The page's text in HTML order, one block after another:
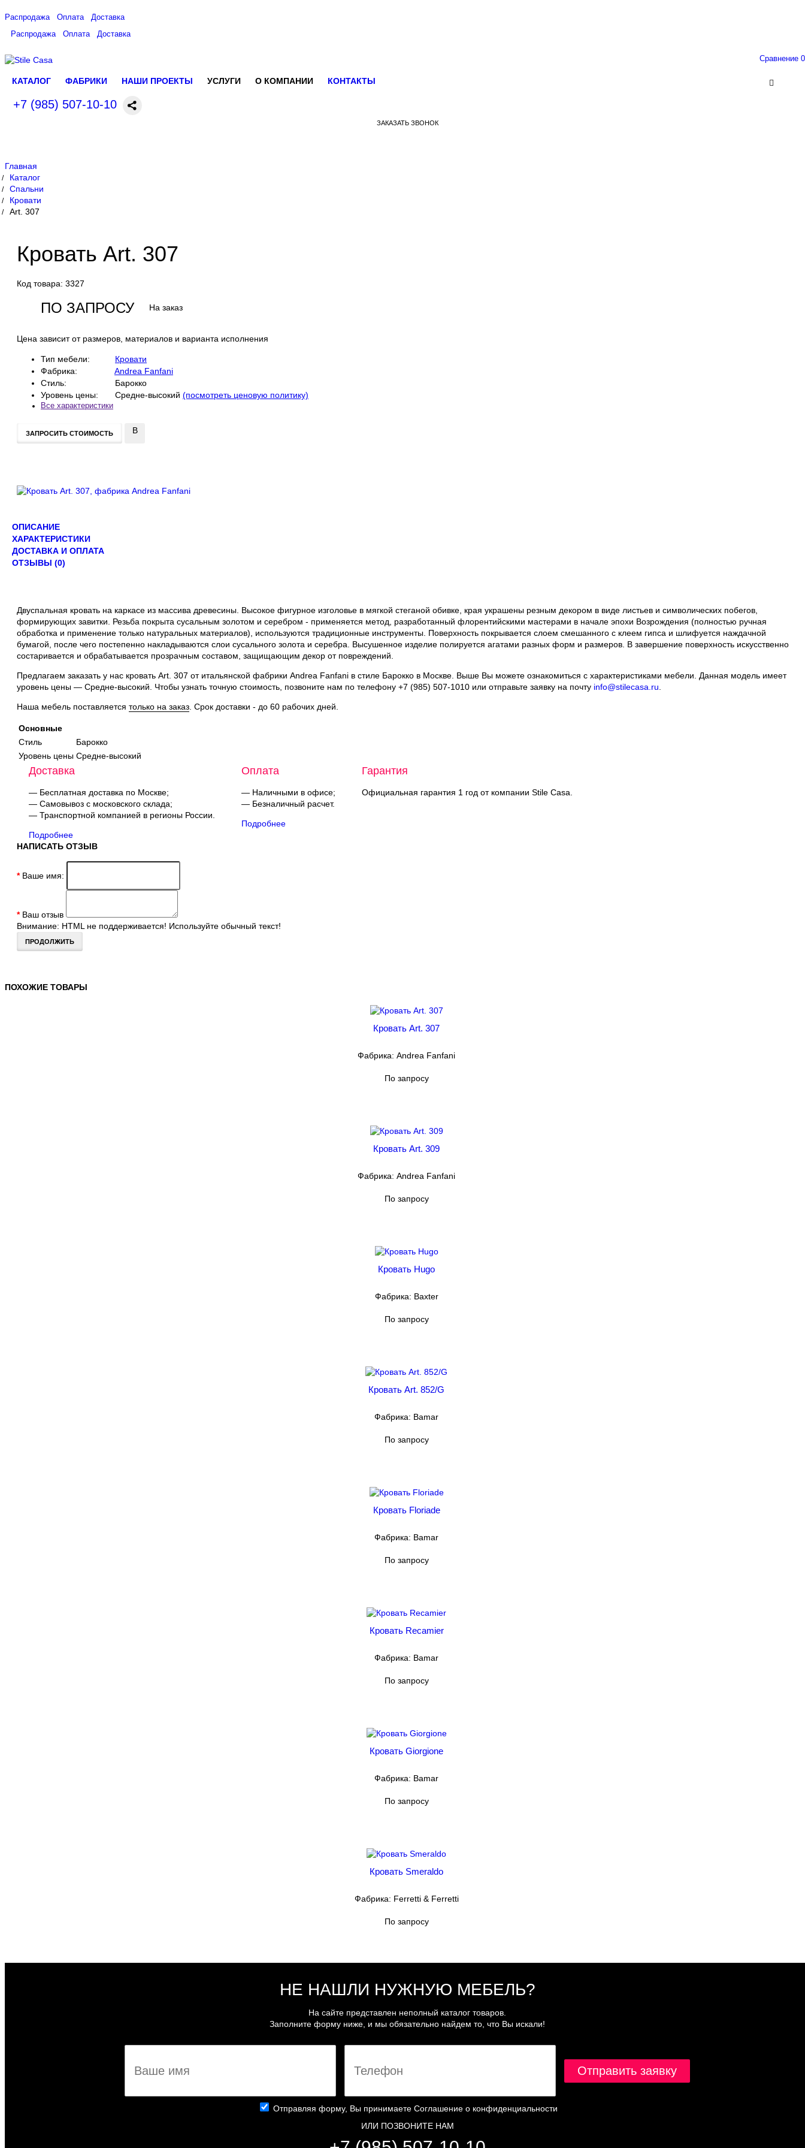
Распродажа Оплата
Доставка
Распродажа
Оплата Доставка
Сравнение 0
КАТАЛОГ ФАБРИКИ НАШИ ПРОЕКТЫ УСЛУГИ О КОМПАНИИ КОНТАКТЫ
+7 (985) 507-10-10
ЗАКАЗАТЬ ЗВОНОК
Главная
Каталог
Спальни
Кровати
Art. 307
Кровать Art. 307
Код товара: 3327
ПО ЗАПРОСУ На заказ
Цена зависит от размеров, материалов и варианта исполнения
Тип мебели:
Кровати
Фабрика:
Andrea Fanfani
Стиль:
Барокко
Уровень цены:
Средне-высокий (посмотреть ценовую политику)
Все характеристики
ЗАПРОСИТЬ СТОИМОСТЬ
В
ОПИСАНИЕ
ХАРАКТЕРИСТИКИ
ДОСТАВКА И ОПЛАТА
ОТЗЫВЫ (0)
Двуспальная кровать на каркасе из массива древесины. Высокое фигурное изголовье в мягкой стеганой обивке, края украшены резным декором в виде листьев и символических побегов,
формирующих завитки. Резьба покрыта сусальным золотом и серебром - применяется метод, разработанный флорентийскими мастерами в начале эпохи Возрождения (полностью ручная
обработка и применение только натуральных материалов), используются традиционные инструменты. Поверхность покрывается слоем смешанного с клеем гипса и шлифуется наждачной
бумагой, после чего постепенно накладываются слои сусального золота и серебра. Высушенное изделие полируется агатами разных форм и размеров. В завершение поверхность искусственно
состаривается и обрабатывается прозрачным составом, защищающим декор от повреждений.
Предлагаем заказать у нас кровать Art. 307 от итальянской фабрики Andrea Fanfani в стиле Барокко в Москве. Выше Вы можете ознакомиться с характеристиками мебели. Данная модель имеет
уровень цены — Средне-высокий. Чтобы узнать точную стоимость, позвоните нам по телефону +7 (985) 507-1010 или отправьте заявку на почту info@stilecasa.ru
Наша мебель поставляется только на заказ . Срок доставки - до 60 рабочих дней.
Основные
Стиль
Барокко
Уровень цены Средне-высокий
Доставка
— Бесплатная доставка по Москве;
— Самовывоз с московского склада;
— Транспортной компанией в регионы России.
Подробнее
Оплата
— Наличными в офисе;
— Безналичный расчет.
Подробнее
Гарантия
Официальная гарантия 1 год от компании Stile Casa.
НАПИСАТЬ ОТЗЫВ
Ваше имя:
Ваш отзыв
Внимание: HTML не поддерживается! Используйте обычный текст!
ПРОДОЛЖИТЬ
ПОХОЖИЕ ТОВАРЫ
Кровать Art. 307
Фабрика: Andrea Fanfani
По запросу
Кровать Art. 309
Фабрика: Andrea Fanfani
По запросу
Кровать Hugo
Фабрика: Baxter
По запросу
Кровать Art. 852/G
Фабрика: Bamar
По запросу
Кровать Floriade
Фабрика: Bamar
По запросу
Кровать Recamier
Фабрика: Bamar
По запросу
Кровать Giorgione
Фабрика: Bamar
По запросу
Кровать Smeraldo
Фабрика: Ferretti & Ferretti
По запросу
НЕ НАШЛИ НУЖНУЮ МЕБЕЛЬ?
На сайте представлен неполный каталог товаров.
Заполните форму ниже, и мы обязательно найдем то, что Вы искали!
Отправляя форму, Вы принимаете Соглашение о конфиденциальности
ИЛИ ПОЗВОНИТЕ НАМ